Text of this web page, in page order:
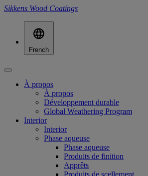
Sikkens Wood Coatings
French
À propos
À propos
Développement durable
Global Weathering Program
Interior
Interior
Phase aqueuse
Phase aqueuse
Produits de finition
Apprêts
Produits de scellement